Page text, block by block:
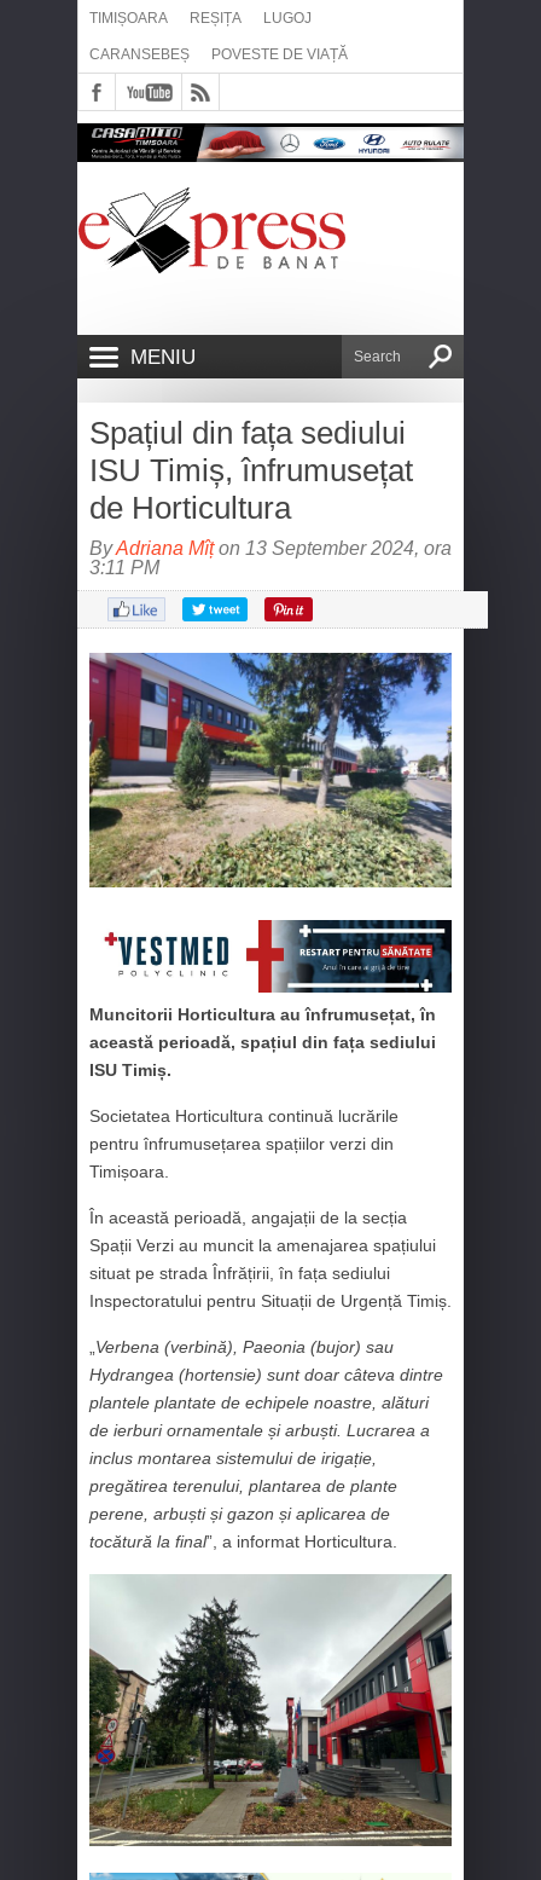
TIMIȘOARA REȘIȚA LUGOJ
CARANSEBEȘ POVESTE DE VIAȚĂ
MENIU
Spațiul din fața sediului
ISU Timiș, înfrumusețat
de Horticultura
ByAdriana Mîțon 13 September 2024, ora
3:11 PM
Muncitorii Horticultura au înfrumusețat, în
această perioadă, spațiul din fața sediului
ISU Timiș.
Societatea Horticultura continuă lucrările
pentru înfrumusețarea spațiilor verzi din
Timișoara.
În această perioadă, angajații de la secția
Spații Verzi au muncit la amenajarea spațiului
situat pe strada Înfrățirii, în fața sediului
Inspectoratului pentru Situații de Urgență Timiș.
Verbena (verbină), Paeonia (bujor) sau
Hydrangea (hortensie) sunt doar câteva dintre
plantele plantate de echipele noastre, alături
de ierburi ornamentale și arbuști. Lucrarea a
inclus montarea sistemului de irigație,
pregătirea terenului, plantarea de plante
perene, arbuști și gazon și aplicarea de
tocătură la final”, a informat Horticultura.